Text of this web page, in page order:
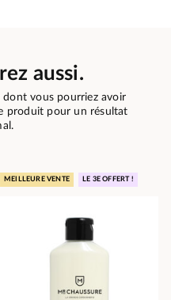
aussi.
vous pourriez avoir
produit pour un résultat
MEILLEURE VENTE LE 3E OFFERT !